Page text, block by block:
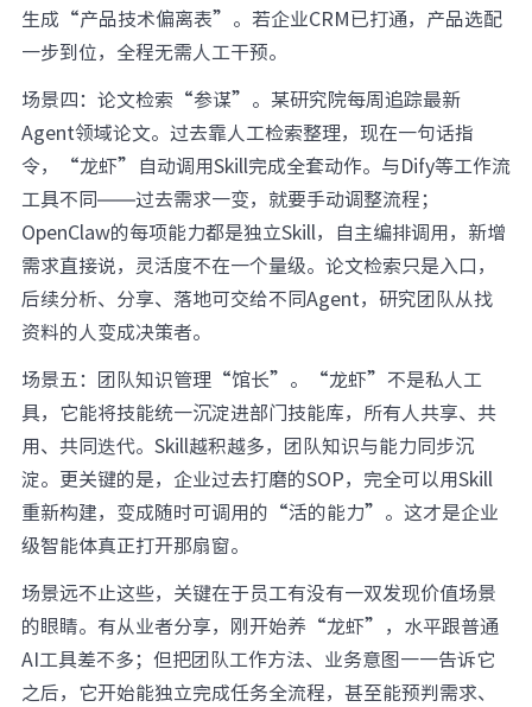
生成“产品技术偏离表”。若企业CRM已打通，产品选配
一步到位，全程无需人工干预。
场景四：论文检索“参谋”。某研究院每周追踪最新
Agent领域论文。过去靠人工检索整理，现在一句话指
令，“龙虾”自动调用Skill完成全套动作。与Dify等工作流
工具不同——过去需求一变，就要手动调整流程；
OpenClaw的每项能力都是独立Skill，自主编排调用，新增
需求直接说，灵活度不在一个量级。论文检索只是入口，
后续分析、分享、落地可交给不同Agent，研究团队从找
资料的人变成决策者。
场景五：团队知识管理“馆长”。“龙虾”不是私人工
具，它能将技能统一沉淀进部门技能库，所有人共享、共
用、共同迭代。Skill越积越多，团队知识与能力同步沉
淀。更关键的是，企业过去打磨的SOP，完全可以用Skill
重新构建，变成随时可调用的“活的能力”。这才是企业
级智能体真正打开那扇窗。
场景远不止这些，关键在于员工有没有一双发现价值场景
的眼睛。有从业者分享，刚开始养“龙虾”，水平跟普通
AI工具差不多；但把团队工作方法、业务意图一一告诉它
之后，它开始能独立完成任务全流程，甚至能预判需求、